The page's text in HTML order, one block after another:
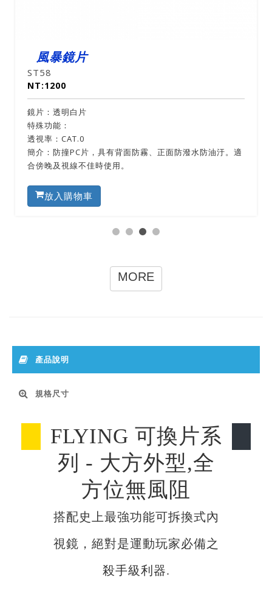
風暴鏡片
ST58
NT:1200
鏡片：透明白片
特殊功能：
透視率：CAT.0
簡介：防撞PC片，具有背面防霧、正面防潑水防油汙。適
合傍晚及視線不佳時使用。
放入購物車
MORE
產品說明
規格尺寸
FLYING 可換片系
列 - 大方外型,全
方位無風阻
搭配史上最強功能可拆換式內
視鏡，絕對是運動玩家必備之
殺手級利器.